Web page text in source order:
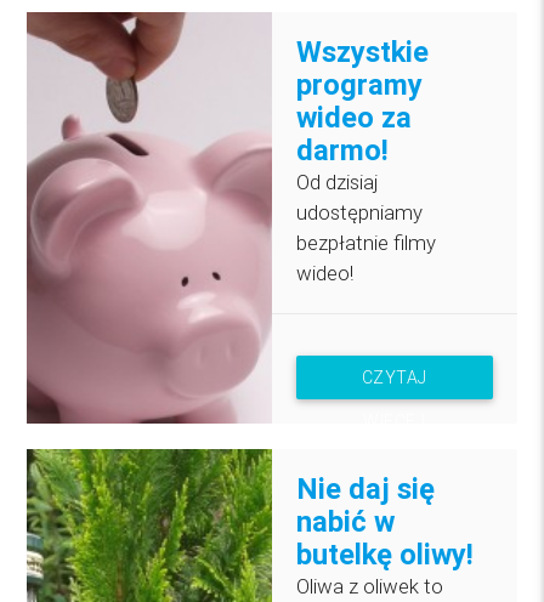
Wszystkie
programy
wideo za
darmo!
Od dzisiaj
udostępniamy
bezpłatnie filmy
wideo!
CZYTAJ
Nie daj się
nabić w
butelkę oliwy!
Oliwa z oliwek to